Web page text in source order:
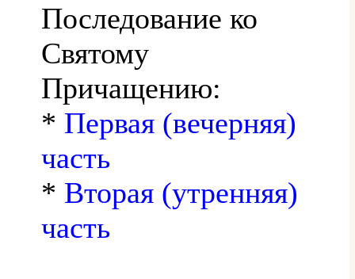
Последование ко
Святому
Причащению:
* Первая (вечерняя)
часть
* Вторая (утренняя)
часть